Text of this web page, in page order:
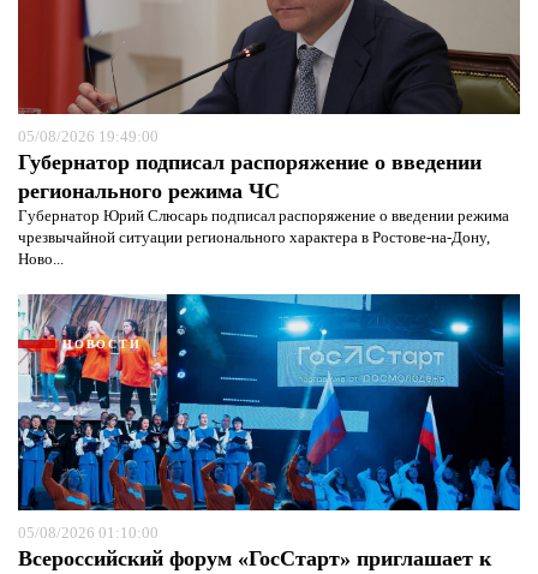
05/08/2026 19:49:00
Губернатор подписал распоряжение о введении
регионального режима ЧС
Губернатор Юрий Слюсарь подписал распоряжение о введении режима
чрезвычайной ситуации регионального характера в Ростове-на-Дону,
Ново...
НОВОСТИ
05/08/2026 01:10:00
Всероссийский форум «ГосСтарт» приглашает к